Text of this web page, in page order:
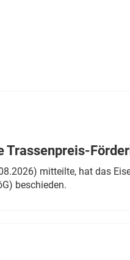
Infrastruktur & Ausrüstung
ÖPNV
Trassenpreis-
mitteilte, hat das
beschieden.